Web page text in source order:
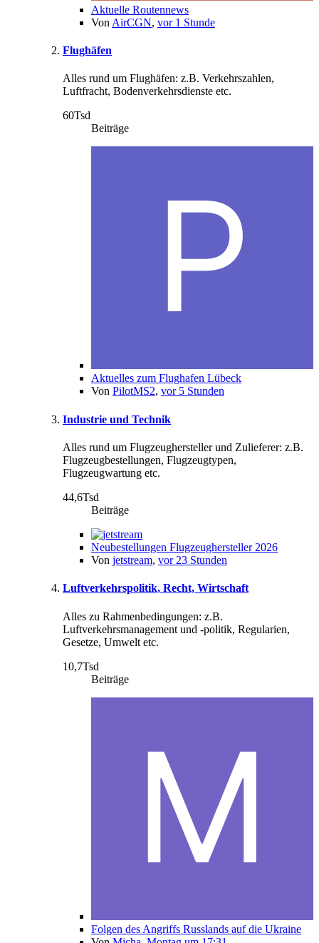
Aktuelle Routennews
Von AirCGN, vor 1 Stunde
Flughäfen
Alles rund um Flughäfen: z.B. Verkehrszahlen,
Luftfracht, Bodenverkehrsdienste etc.
60Tsd
Beiträge
Aktuelles zum Flughafen Lübeck
Von PilotMS2, vor 5 Stunden
Industrie und Technik
Alles rund um Flugzeughersteller und Zulieferer: z.B.
Flugzeugbestellungen, Flugzeugtypen,
Flugzeugwartung etc.
44,6Tsd
Beiträge
Neubestellungen Flugzeughersteller 2026
Von jetstream, vor 23 Stunden
Luftverkehrspolitik, Recht, Wirtschaft
Alles zu Rahmenbedingungen: z.B.
Luftverkehrsmanagement und -politik, Regularien,
Gesetze, Umwelt etc.
10,7Tsd
Beiträge
Folgen des Angriffs Russlands auf die Ukraine